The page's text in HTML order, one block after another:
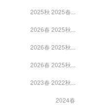
2025秋 2025春...
2026春 2025秋...
2026春 2025秋...
2026春 2025秋...
2023春 2022秋...
2024春